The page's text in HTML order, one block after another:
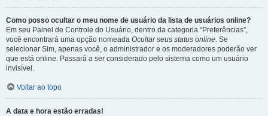
Como posso ocultar o meu nome de usuário da lista de usuários online?
Em seu Painel de Controle do Usuário, dentro da categoria “Preferências”,
você encontrará uma opção nomeada Ocultar seus status online. Se
selecionar Sim, apenas você, o administrador e os moderadores poderão ver
que está online. Passará a ser considerado pelo sistema como um usuário
invisível.
Voltar ao topo
A data e hora estão erradas!